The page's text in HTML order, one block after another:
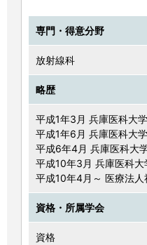
専門・得意分野
放射線科
略歴
平成1年3月 兵庫医科大
平成1年6月 兵庫医科大
平成6年4月 兵庫医科大
平成10年3月 兵庫医科大
平成10年4月～ 医療法
資格・所属学会
資格